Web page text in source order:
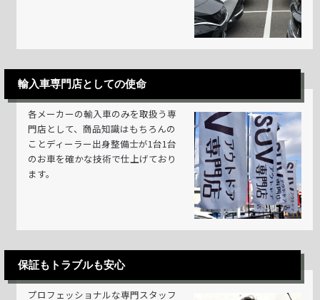
輸入車専門店としての使命
各メーカーの輸入車のみを取扱う専
門店として、商品知識はもちろんの
ことディーラー出身整備士が1台1台
のお車を確かな技術で仕上げており
ます。
保証もトラブルも安心
プロフェッショナルな専門スタッフ